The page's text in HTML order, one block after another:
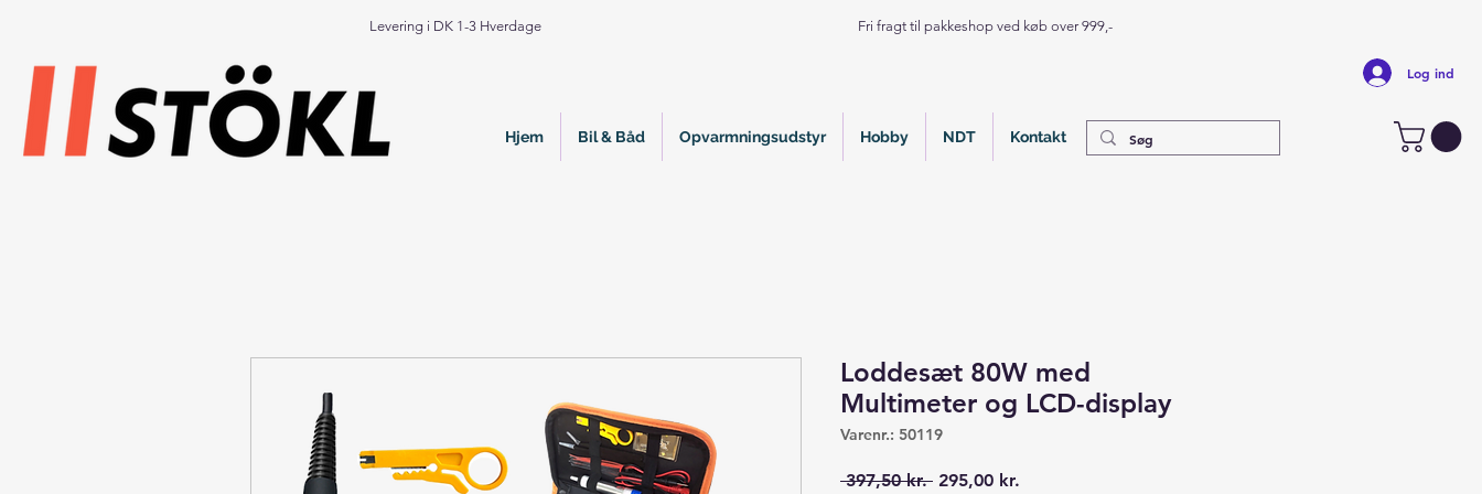
Hjem Bil & Båd Opvarmningsudstyr Hobby NDT Kontakt
Log ind
Levering i DK 1-3 Hverdage Fri fragt til pakkeshop ved køb over 999,-
Loddesæt 80W med
Multimeter og LCD-display
Varenr.: 50119
397,50 kr. Regulær
295,00 kr.